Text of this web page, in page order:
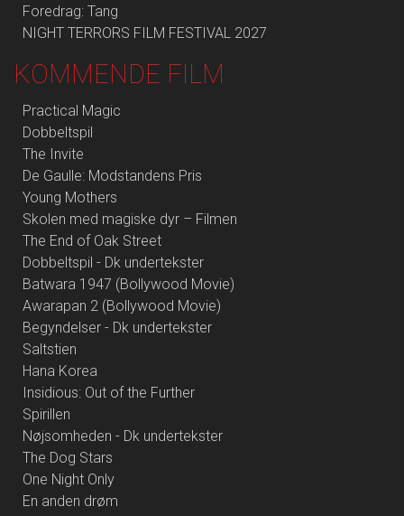
Foredrag: Tang
NIGHT TERRORS FILM FESTIVAL 2027
KOMMENDE FILM
Practical Magic
Dobbeltspil
The Invite
De Gaulle: Modstandens Pris
Young Mothers
Skolen med magiske dyr – Filmen
The End of Oak Street
Dobbeltspil - Dk undertekster
Batwara 1947 (Bollywood Movie)
Awarapan 2 (Bollywood Movie)
Begyndelser - Dk undertekster
Saltstien
Hana Korea
Insidious: Out of the Further
Spirillen
Nøjsomheden - Dk undertekster
The Dog Stars
One Night Only
En anden drøm